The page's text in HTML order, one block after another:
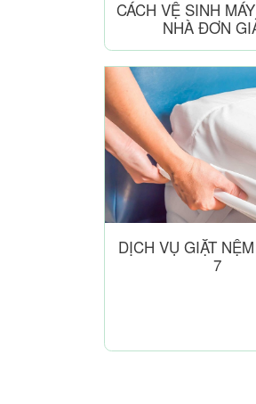
CÁCH VỆ SINH
NHÀ ĐƠN
DỊCH VỤ GIẶT
7